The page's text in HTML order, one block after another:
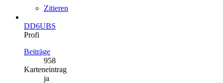
Zitieren
DD6UBS
Profi
Beiträge
958
Karteneintrag
ja